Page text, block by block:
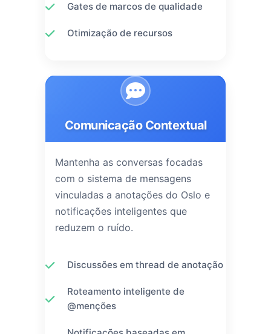
Gates de marcos de qualidade
Otimização de recursos
Comunicação Contextual
Mantenha as conversas focadas
com o sistema de mensagens
vinculadas a anotações do Oslo e
notificações inteligentes que
reduzem o ruído.
Discussões em thread de anotação
Roteamento inteligente de
@menções